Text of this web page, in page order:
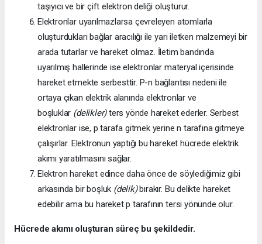
taşıyıcı ve bir çift elektron deliği oluşturur.
Elektronlar uyarılmazlarsa çevreleyen atomlarla
oluşturdukları bağlar aracılığı ile yarı iletken malzemeyi bir
arada tutarlar ve hareket olmaz. İletim bandında
uyarılmış hallerinde ise elektronlar materyal içerisinde
hareket etmekte serbesttir. P-n bağlantısı nedeni ile
ortaya çıkan elektrik alanında elektronlar ve
boşluklar (delikler)ters yönde hareket ederler. Serbest
elektronlar ise, p tarafa gitmek yerine n tarafına gitmeye
çalışırlar. Elektronun yaptığı bu hareket hücrede elektrik
akımı yaratılmasını sağlar.
Elektron hareket edince daha önce de söylediğimiz gibi
arkasında bir boşluk (delik)bırakır. Bu delikte hareket
edebilir ama bu hareket p tarafının tersi yönünde olur.
Hücrede akımı oluşturan süreç bu şekildedir.